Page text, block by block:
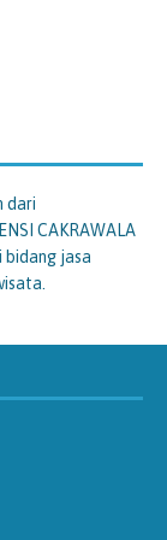
dari
CAKRAWALA
bidang jasa